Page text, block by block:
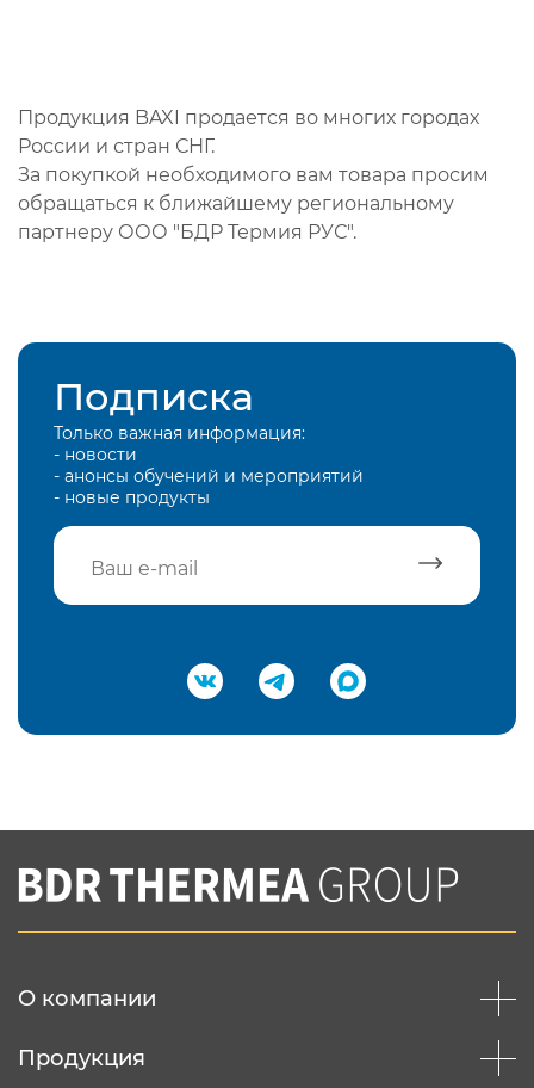
Продукция BAXI продается во многих городах
России и стран СНГ.
За покупкой необходимого вам товара просим
обращаться к ближайшему региональному
партнеру ООО "БДР Термия РУС".
Подписка
Только важная информация:
- новости
- анонсы обучений и мероприятий
- новые продукты
Подтвердить e-mail
Вы соглашаетесь с нашей политикой
конфеденциальности
О компании
Продукция